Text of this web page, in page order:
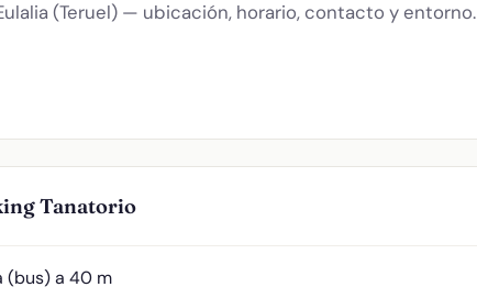
(Teruel) — ubicación, horario, contacto y entorno.
Tanatorio
(bus) a 40 m